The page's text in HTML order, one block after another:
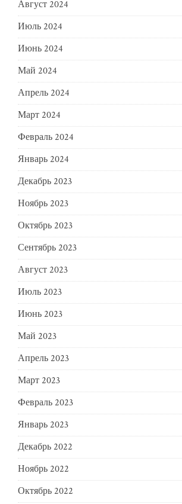
Август 2024
Июль 2024
Июнь 2024
Май 2024
Апрель 2024
Март 2024
Февраль 2024
Январь 2024
Декабрь 2023
Ноябрь 2023
Октябрь 2023
Сентябрь 2023
Август 2023
Июль 2023
Июнь 2023
Май 2023
Апрель 2023
Март 2023
Февраль 2023
Январь 2023
Декабрь 2022
Ноябрь 2022
Октябрь 2022